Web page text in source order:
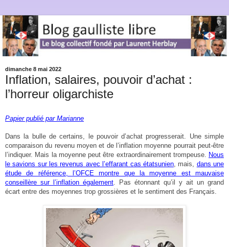
dimanche 8 mai 2022
Inflation, salaires, pouvoir d’achat :
l’horreur oligarchiste
Papier publié par Marianne
Dans la bulle de certains, le pouvoir d’achat progresserait. Une simple
comparaison du revenu moyen et de l’inflation moyenne pourrait peut-être
l’indiquer. Mais la moyenne peut être extraordinairement trompeuse. Nous
le savions sur les revenus avec l’effarant cas étatsunien, mais, dans une
étude de référence, l’OFCE montre que la moyenne est mauvaise
conseillère sur l’inflation également. Pas étonnant qu’il y ait un grand
écart entre des moyennes trop grossières et le sentiment des Français.